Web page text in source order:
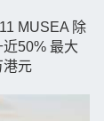
MUSEA 除
50% 最大
港元